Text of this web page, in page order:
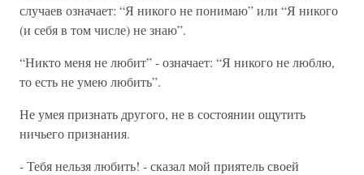
случаев означает: “Я никого не понимаю” или “Я никого
(и себя в том числе) не знаю”.
“Никто меня не любит” - означает: “Я никого не люблю,
то есть не умею любить”.
Не умея признать другого, не в состоянии ощутить
ничьего признания.
- Тебя нельзя любить! - сказал мой приятель своей